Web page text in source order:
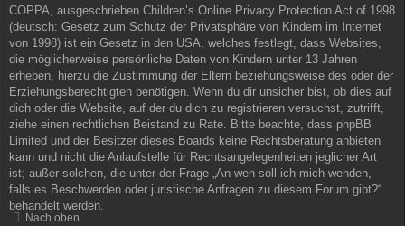
COPPA, ausgeschrieben Children’s Online Privacy Protection Act of 1998
(deutsch: Gesetz zum Schutz der Privatsphäre von Kindern im Internet
von 1998) ist ein Gesetz in den USA, welches festlegt, dass Websites,
die möglicherweise persönliche Daten von Kindern unter 13 Jahren
erheben, hierzu die Zustimmung der Eltern beziehungsweise des oder der
Erziehungsberechtigten benötigen. Wenn du dir unsicher bist, ob dies auf
dich oder die Website, auf der du dich zu registrieren versuchst, zutrifft,
ziehe einen rechtlichen Beistand zu Rate. Bitte beachte, dass phpBB
Limited und der Besitzer dieses Boards keine Rechtsberatung anbieten
kann und nicht die Anlaufstelle für Rechtsangelegenheiten jeglicher Art
ist; außer solchen, die unter der Frage „An wen soll ich mich wenden,
falls es Beschwerden oder juristische Anfragen zu diesem Forum gibt?“
behandelt werden.
Nach oben